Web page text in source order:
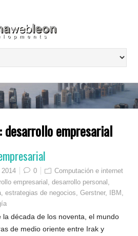
desarrollo empresarial
0
Computación e internet
empresarial ,desarrollo personal
,estrategias de negocios ,Gerstner, IBM
década de los noventa, el mundo
de medio oriente entre Irak y